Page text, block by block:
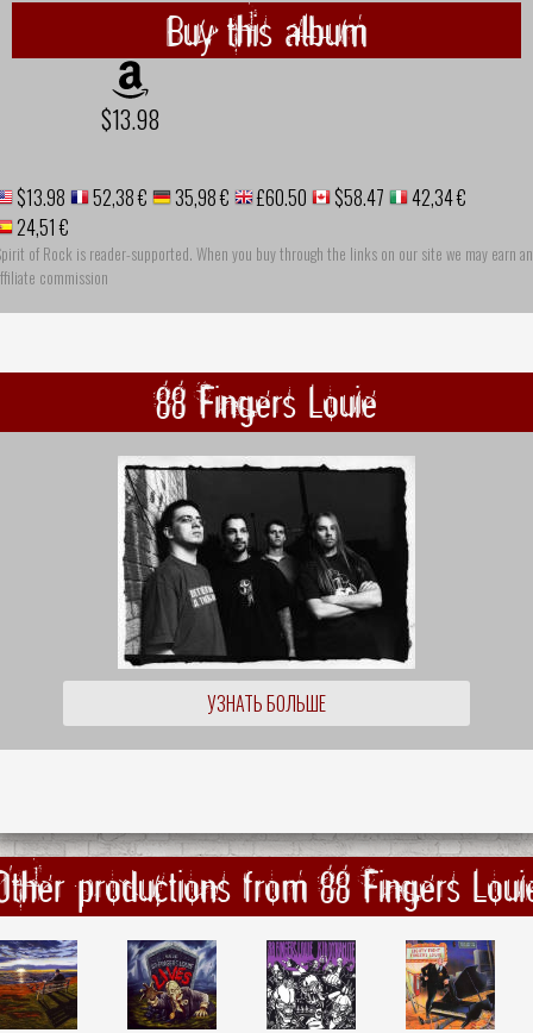
Buy this album
$13.98
$13.98 52,38 € 35,98 € £60.50 $58.47
42,34 €
24,51 €
of Rock is reader-supported. When you buy through the links on our site we may earn an
commission
88 Fingers Louie
УЗНАТЬ БОЛЬШЕ
productions from 88 Fingers